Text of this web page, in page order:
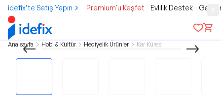
idefix’te Satış Yapın Premium'u Keşfet Evlilik Destek
Ana sayfa Hobi & Kültür Hediyelik Ürünler Kar Küresi